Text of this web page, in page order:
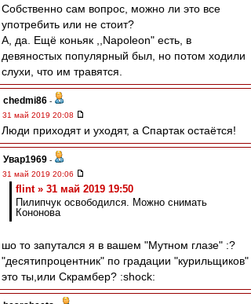
Собственно сам вопрос, можно ли это все
употребить или не стоит?
А, да. Ещё коньяк ,,Napoleon" есть, в
девяностых популярный был, но потом ходили
слухи, что им травятся.
chedmi86 -
31 май 2019 20:08
Люди приходят и уходят, а Спартак остаётся!
Увар1969 -
31 май 2019 20:06
flint » 31 май 2019 19:50
Пилипчук освободился. Можно снимать
Кононова
шо то запутался я в вашем "Мутном глазе" :?
"десятипроцентник" по градации "курильщиков"
это ты,или Скрамбер? :shock: